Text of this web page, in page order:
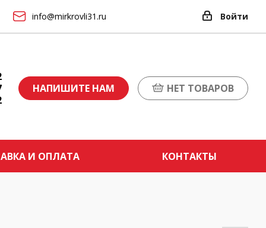
info@mirkrovli31.ru Войти
НАПИШИТЕ НАМ НЕТ ТОВАРОВ
И ОПЛАТА КОНТАКТЫ